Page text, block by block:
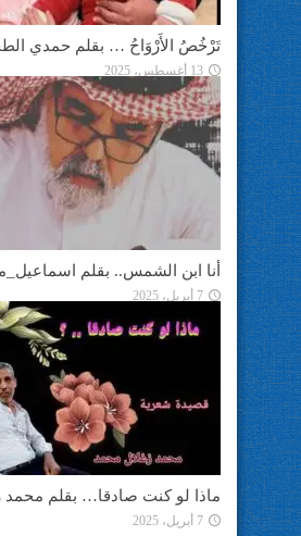
تَرْخُصُ الأَرْوَاحُ … بقلم حمدي
13 أغسطس، 2025
أنا ابن الشمس.. بقلم
7 أبريل، 2025
ماذا لو كنت صادقا… بقلم محمد
7 أبريل، 2025